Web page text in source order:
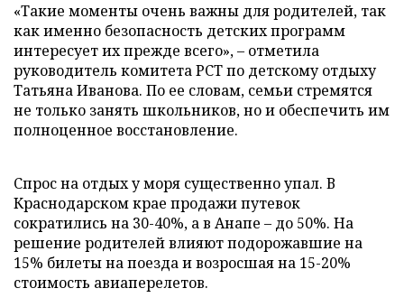
«Такие моменты очень важны для родителей, так
как именно безопасность детских программ
интересует их прежде всего», – отметила
руководитель комитета РСТ по детскому отдыху
Татьяна Иванова. По ее словам, семьи стремятся
не только занять школьников, но и обеспечить им
полноценное восстановление.
Спрос на отдых у моря существенно упал. В
Краснодарском крае продажи путевок
сократились на 30-40%, а в Анапе – до 50%. На
решение родителей влияют подорожавшие на
15% билеты на поезда и возросшая на 15-20%
стоимость авиаперелетов.